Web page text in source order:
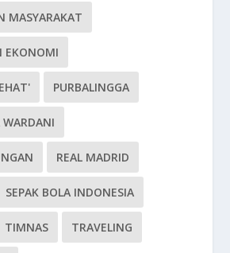
MASYARAKAT
EKONOMI
PURBALINGGA
REAL MADRID
SEPAK BOLA INDONESIA
TIMNAS TRAVELING